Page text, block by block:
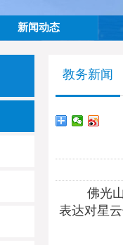
新闻动态
教务新闻
佛光山开
表达对星